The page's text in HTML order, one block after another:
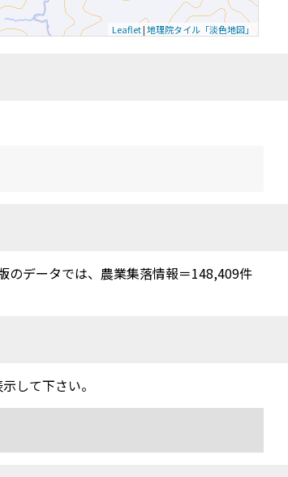
Leaflet|地理院タイル「淡色地図」
のデータでは、農業集落情報＝148,409件
して下さい。